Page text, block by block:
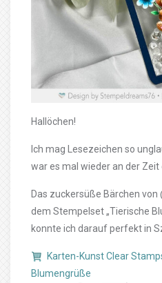
Hallöchen!
Ich mag Lesezeichen so
war es mal wieder an der Zeit
Das zuckersüße Bärchen
dem Stempelset „Tierische
konnte ich darauf perfekt in
Karten-Kunst Clear
Blumengrüße